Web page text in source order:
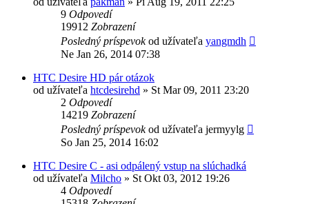
9 Odpovedí
19912 Zobrazení
Posledný príspevokod užívateľa yangmdh
Ne Jan 26, 2014 07:38
HTC Desire HD pár otázok
od užívateľa htcdesirehd » St Mar 09, 2011 23:20
2 Odpovedí
14219 Zobrazení
Posledný príspevokod užívateľa jermyylg
So Jan 25, 2014 16:02
HTC Desire C - asi odpálený vstup na slúchadká
od užívateľa Milcho » St Okt 03, 2012 19:26
4 Odpovedí